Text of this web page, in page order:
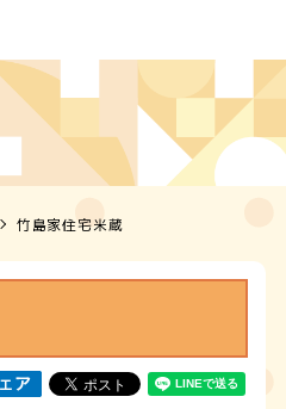
竹島家住宅米蔵